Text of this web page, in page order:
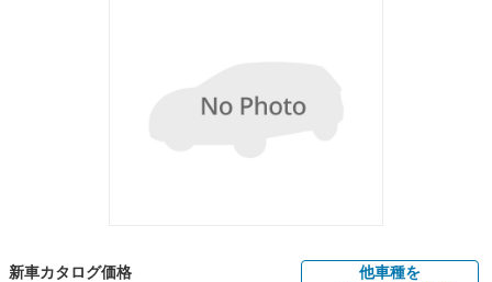
新車カタログ価格
他車種を